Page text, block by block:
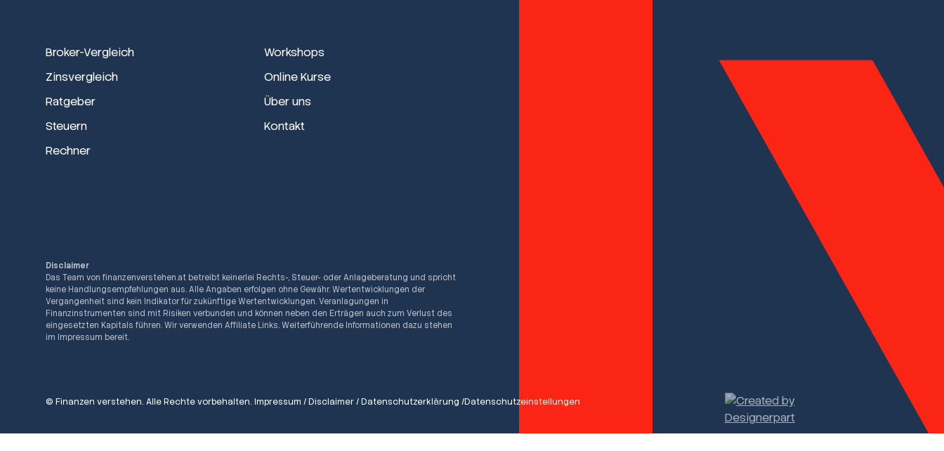
Broker-Vergleich
Zinsvergleich
Ratgeber
Steuern
Rechner
Workshops
Online Kurse
Über uns
Kontakt
Disclaimer
Das Team von finanzenverstehen.at betreibt keinerlei Rechts-, Steuer- oder Anlageberatung und spricht
keine Handlungsempfehlungen aus. Alle Angaben erfolgen ohne Gewähr. Wertentwicklungen der
Vergangenheit sind kein Indikator für zukünftige Wertentwicklungen. Veranlagungen in
Finanzinstrumenten sind mit Risiken verbunden und können neben den Erträgen auch zum Verlust des
eingesetzten Kapitals führen. Wir verwenden Affiliate Links. Weiterführende Informationen dazu stehen
im Impressum bereit.
© Finanzen verstehen. Alle Rechte vorbehalten. Impressum /Disclaimer/Datenschutzerklärung /Datenschutzeinstellungen